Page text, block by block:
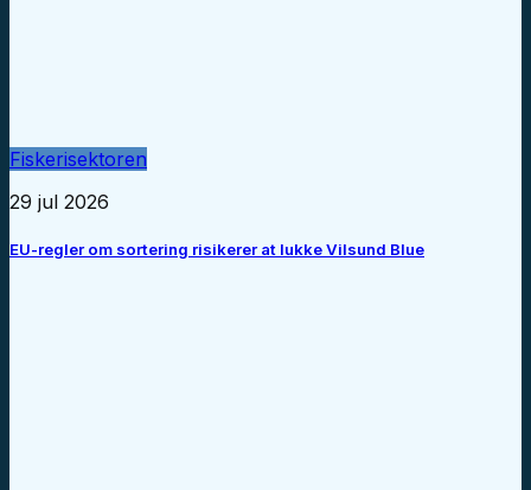
Fiskerisektoren
29 jul 2026
EU-regler om sortering risikerer at lukke Vilsund Blue